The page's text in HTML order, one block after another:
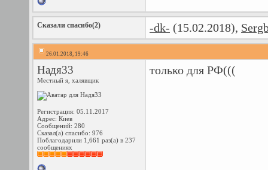
Сказали спасибо(2) -dk- (15.02.2018),
26.01.2018, 19:46
Надя33
Местный я, халявщик
Регистрация: 05.11.2017
Адрес: Киев
Сообщений: 280
Сказал(а) спасибо: 976
Поблагодарили 1,661 раз(а) в 237
сообщениях
только для РФ(((